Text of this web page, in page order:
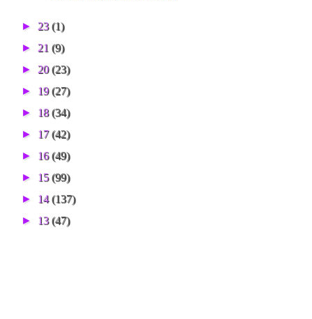
► 23(1)
► 21 (9)
► 20(23)
► 19(27)
► 18(34)
► 17(42)
► 16(49)
► 15(99)
► 14(137)
► 13(47)